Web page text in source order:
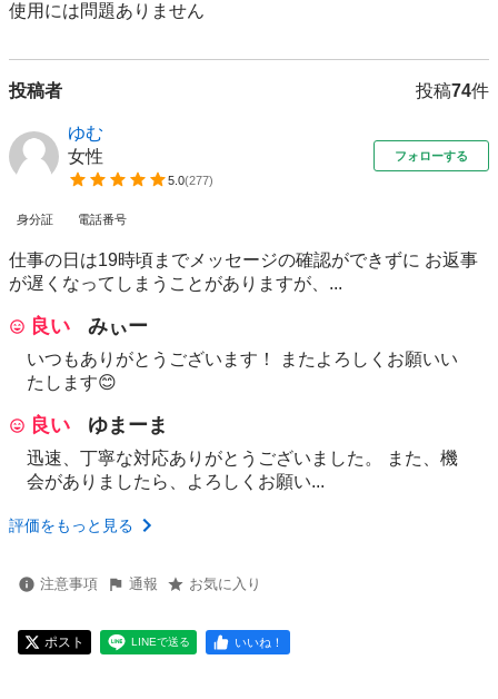
使用には問題ありません
投稿者 投稿74件
ゆむ
女性
5.0(277)
フォローする
身分証 電話番号
仕事の日は19時頃までメッセージの確認ができずに お返事
が遅くなってしまうことがありますが、...
良い みぃー
いつもありがとうございます！ またよろしくお願いい
たします😊
良い ゆまーま
迅速、丁寧な対応ありがとうございました。 また、機
会がありましたら、よろしくお願い...
評価をもっと見る
注意事項 通報 お気に入り
ポスト LINEで送る いいね！